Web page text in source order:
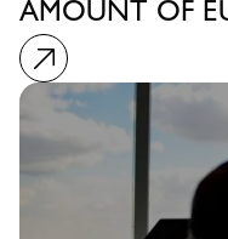
AMOUNT OF